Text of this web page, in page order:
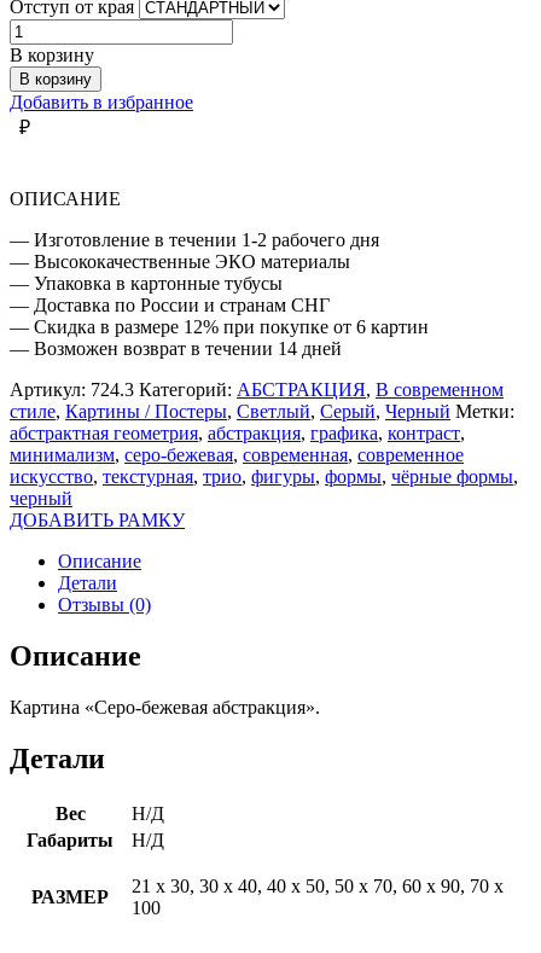
Отступ от края
Количество
товара
СЕРО-
БЕЖЕВАЯ
АБСТРАКЦИЯ
В корзину
В корзину
Добавить в избранное
₽
ОПИСАНИЕ
— Изготовление в течении 1-2 рабочего дня
— Высококачественные ЭКО материалы
— Упаковка в картонные тубусы
— Доставка по России и странам СНГ
— Скидка в размере 12% при покупке от 6 картин
— Возможен возврат в течении 14 дней
Артикул: 724.3 Категорий: АБСТРАКЦИЯ, В современном
стиле, Картины / Постеры, Светлый, Серый, Черный Метки:
абстрактная геометрия, абстракция, графика, контраст,
минимализм, серо-бежевая, современная, современное
искусство, текстурная, трио, фигуры, формы, чёрные формы,
черный
ДОБАВИТЬ РАМКУ
Описание
Детали
Отзывы (0)
Описание
Картина «Серо-бежевая абстракция».
Детали
Вес
Н/Д
Габариты
Н/Д
РАЗМЕР
21 х 30, 30 х 40, 40 х 50, 50 х 70, 60 х 90, 70 х
100